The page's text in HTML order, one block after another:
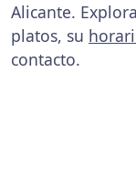
Alicante.
platos, su
contacto.